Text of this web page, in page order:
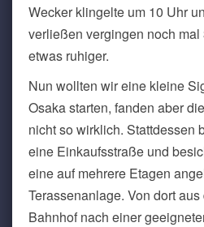
Wecker klingelte um 10 Uhr
verließen vergingen noch
etwas ruhiger.
Nun wollten wir eine kleine
Osaka starten, fanden aber
nicht so wirklich. Stattdessen
eine Einkaufsstraße und
eine auf mehrere Etagen
Terassenanlage. Von dort
Bahnhof nach einer